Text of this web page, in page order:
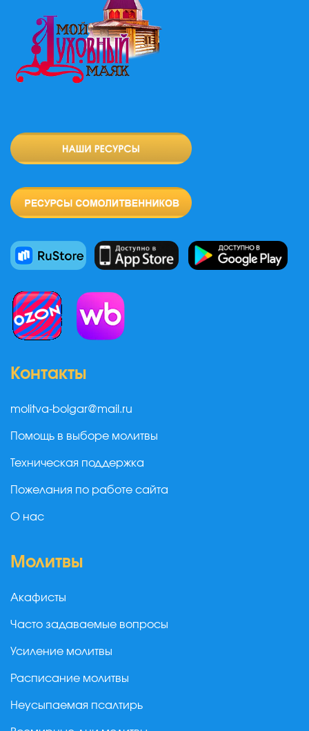
Контакты
molitva-bolgar@mail.ru
Помощь в выборе молитвы
Техническая поддержка
Пожелания по работе сайта
О нас
Молитвы
Акафисты
Часто задаваемые вопросы
Усиление молитвы
Расписание молитвы
Неусыпаемая псалтирь